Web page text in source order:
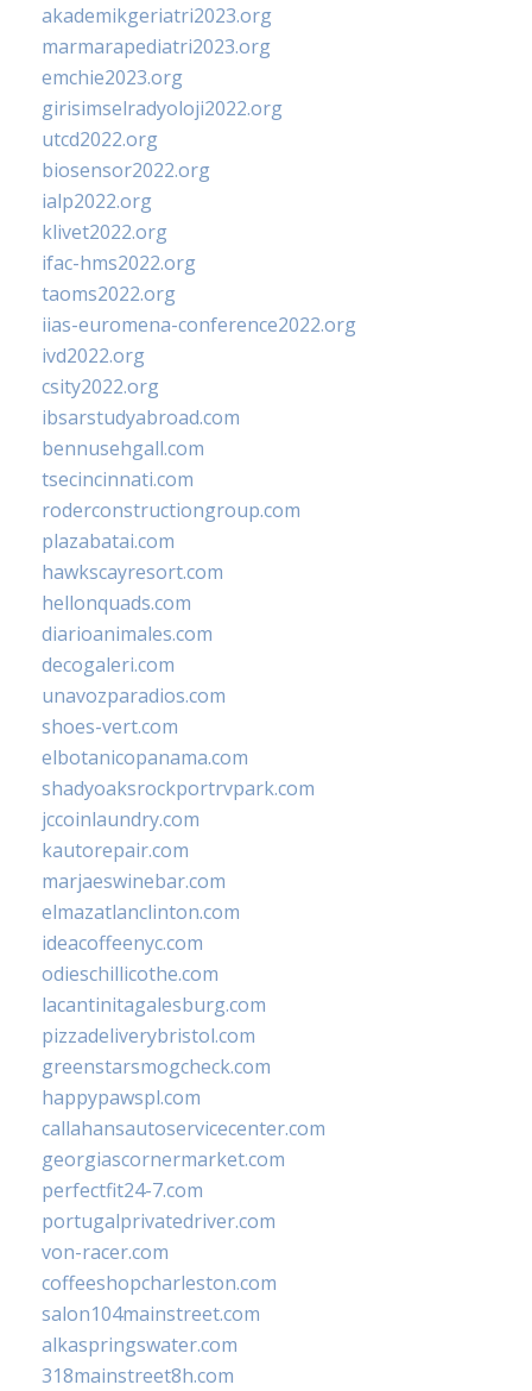
akademikgeriatri2023.org
marmarapediatri2023.org
emchie2023.org
girisimselradyoloji2022.org
utcd2022.org
biosensor2022.org
ialp2022.org
klivet2022.org
ifac-hms2022.org
taoms2022.org
iias-euromena-conference2022.org
ivd2022.org
csity2022.org
ibsarstudyabroad.com
bennusehgall.com
tsecincinnati.com
roderconstructiongroup.com
plazabatai.com
hawkscayresort.com
hellonquads.com
diarioanimales.com
decogaleri.com
unavozparadios.com
shoes-vert.com
elbotanicopanama.com
shadyoaksrockportrvpark.com
jccoinlaundry.com
kautorepair.com
marjaeswinebar.com
elmazatlanclinton.com
ideacoffeenyc.com
odieschillicothe.com
lacantinitagalesburg.com
pizzadeliverybristol.com
greenstarsmogcheck.com
happypawspl.com
callahansautoservicecenter.com
georgiascornermarket.com
perfectfit24-7.com
portugalprivatedriver.com
von-racer.com
coffeeshopcharleston.com
salon104mainstreet.com
alkaspringswater.com
318mainstreet8h.com